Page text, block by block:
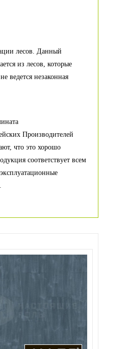
лесов. Данный
из лесов, которые
ведется незаконная
Производителей
что это хорошо
соответствует всем